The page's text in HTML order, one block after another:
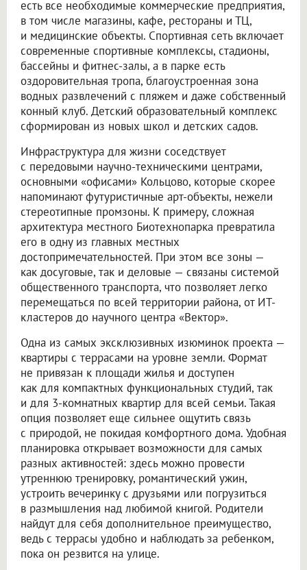
есть все необходимые коммерческие предприятия,
в том числе магазины, кафе, рестораны и ТЦ,
и медицинские объекты. Спортивная сеть включает
современные спортивные комплексы, стадионы,
бассейны и фитнес-залы, а в парке есть
оздоровительная тропа, благоустроенная зона
водных развлечений с пляжем и даже собственный
конный клуб. Детский образовательный комплекс
сформирован из новых школ и детских садов.
Инфраструктура для жизни соседствует
с передовыми научно-техническими центрами,
основными «офисами» Кольцово, которые скорее
напоминают футуристичные арт-объекты, нежели
стереотипные промзоны. К примеру, сложная
архитектура местного Биотехнопарка превратила
его в одну из главных местных
достопримечательностей. При этом все зоны —
как досуговые, так и деловые — связаны системой
общественного транспорта, что позволяет легко
перемещаться по всей территории района, от ИТ-
кластеров до научного центра «Вектор».
Одна из самых эксклюзивных изюминок проекта —
квартиры с террасами на уровне земли. Формат
не привязан к площади жилья и доступен
как для компактных функциональных студий, так
и для 3-комнатных квартир для всей семьи. Такая
опция позволяет еще сильнее ощутить связь
с природой, не покидая комфортного дома. Удобная
планировка открывает возможности для самых
разных активностей: здесь можно провести
утреннюю тренировку, романтический ужин,
устроить вечеринку с друзьями или погрузиться
в размышления над любимой книгой. Родители
найдут для себя дополнительное преимущество,
ведь с террасы удобно и наблюдать за ребенком,
пока он резвится на улице.